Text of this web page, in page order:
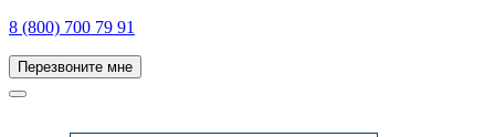
8 (800) 700 79 91
Перезвоните мне